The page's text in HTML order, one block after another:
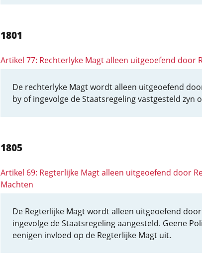
1801
Artikel 77: Rechterlyke Magt alleen uitgeoefend door
De rechterlyke Magt wordt alleen uitgeoefend
by of ingevolge de Staatsregeling vastgesteld zyn
1805
Artikel 69: Regterlijke Magt alleen uitgeoefend door
Machten
De Regterlijke Magt wordt alleen uitgeoefend
ingevolge de Staatsregeling aangesteld. Geene
eenigen invloed op de Regterlijke Magt uit.